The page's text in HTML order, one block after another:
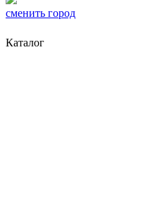
сменить город
Каталог